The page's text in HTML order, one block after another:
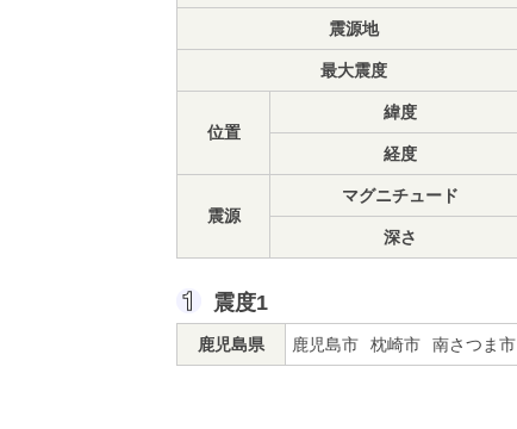
震源地
最大震度
位置
緯度
経度
震源
マグニチュード
深さ
震度1
鹿児島県 鹿児島市 枕崎市 南さつま市